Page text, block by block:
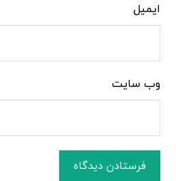
ایمیل
وب‌ سایت
فرستادن دیدگاه